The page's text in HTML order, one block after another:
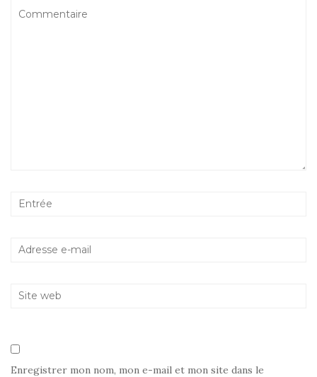
Enregistrer mon nom, mon e-mail et mon site dans le